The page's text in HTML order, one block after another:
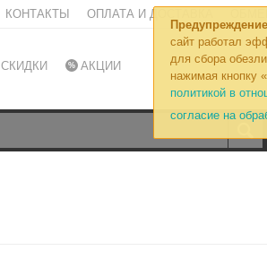
Предупреждение
сайт работал
для сбора
нажимая кнопку
политикой в
согласие на
КОНТАКТЫ ОПЛАТА И ДОСТАВКА
СКИДКИ АКЦИИ